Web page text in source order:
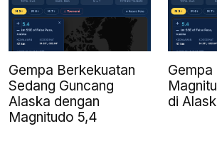
Gempa Berkekuatan
Sedang Guncang
Alaska dengan
Magnitudo 5,4
Gempa
di